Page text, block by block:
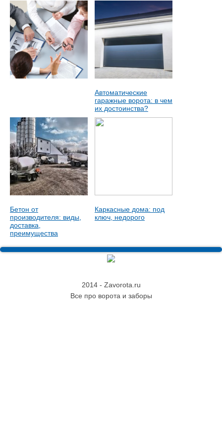
Автоматические
гаражные ворота: в чем
их достоинства?
Бетон от
производителя: виды,
доставка,
преимущества
Каркасные дома: под
ключ, недорого
2014 - Zavorota.ru
Все про ворота и заборы